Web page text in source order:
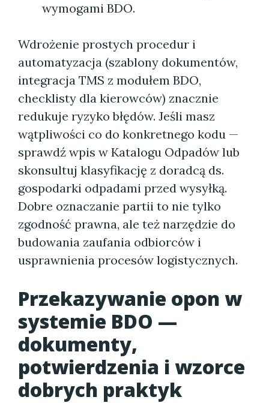
wymogami BDO.
Wdrożenie prostych procedur i
automatyzacja (szablony dokumentów,
integracja TMS z modułem BDO,
checklisty dla kierowców) znacznie
redukuje ryzyko błędów. Jeśli masz
wątpliwości co do konkretnego kodu —
sprawdź wpis w Katalogu Odpadów lub
skonsultuj klasyfikację z doradcą ds.
gospodarki odpadami przed wysyłką.
Dobre oznaczanie partii to nie tylko
zgodność prawna, ale też narzędzie do
budowania zaufania odbiorców i
usprawnienia procesów logistycznych.
Przekazywanie opon w
systemie BDO —
dokumenty,
potwierdzenia i wzorce
dobrych praktyk